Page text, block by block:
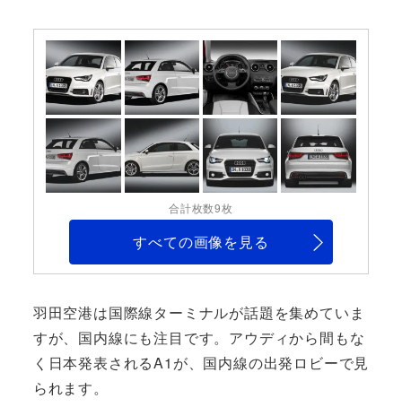
合計枚数9枚
すべての画像を見る
羽田空港は国際線ターミナルが話題を集めていま
すが、国内線にも注目です。アウディから間もな
く日本発表されるA1が、国内線の出発ロビーで見
られます。